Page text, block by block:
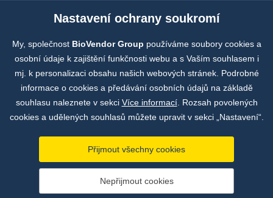
Společné projekty
Copyright © by BioVendor Group 2026
Nastavení ochrany soukromí
My, společnost BioVendor Group používáme soubory cookies a
osobní údaje k zajištění funkčnosti webu a s Vaším souhlasem i
mj. k personalizaci obsahu našich webových stránek. Podrobné
informace o cookies a předávání osobních údajů na základě
souhlasu naleznete v sekci Více informací. Rozsah povolených
cookies a udělených souhlasů můžete upravit v sekci „Nastavení“.
Přijmout všechny cookies
Nepřijmout cookies